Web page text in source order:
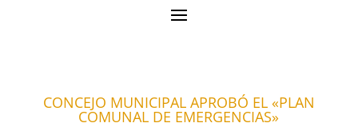
CONCEJO MUNICIPAL APROBÓ EL «PLAN
COMUNAL DE EMERGENCIAS»